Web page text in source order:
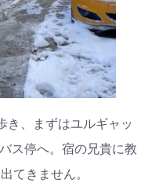
き、まずはユルギャッ
ス停へ。宿の兄貴に教
てきません。